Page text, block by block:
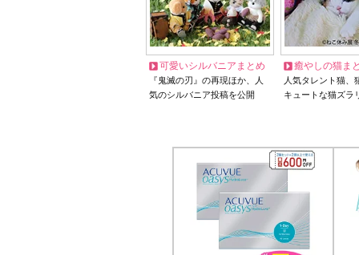
可愛いシルバニアまとめ
『鬼滅の刃』の再現ほか、人
気のシルバニア投稿を公開
癒やしの猫ま
人気タレント猫
キュートな猫ズラ